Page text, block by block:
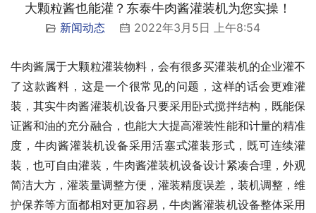
大颗粒酱也能灌？东泰牛肉酱灌装机为您实操！
新闻动态 2022年3月5日 上午8:54
牛肉酱属于大颗粒灌装物料，会有很多买灌装机的企业灌不
了这款酱料，这是一个很常见的问题，这样的话会更难灌
装，其实牛肉酱灌装机设备只要采用卧式搅拌结构，既能保
证酱和油的充分融合，也能大大提高灌装性能和计量的精准
度，牛肉酱灌装机设备采用活塞式灌装形式，既可连续灌
装，也可自由灌装，牛肉酱灌装机设备设计紧凑合理，外观
简洁大方，灌装量调整方便，灌装精度误差，装机调整，维
护保养等方面都相对更加容易，牛肉酱灌装机设备整体采用